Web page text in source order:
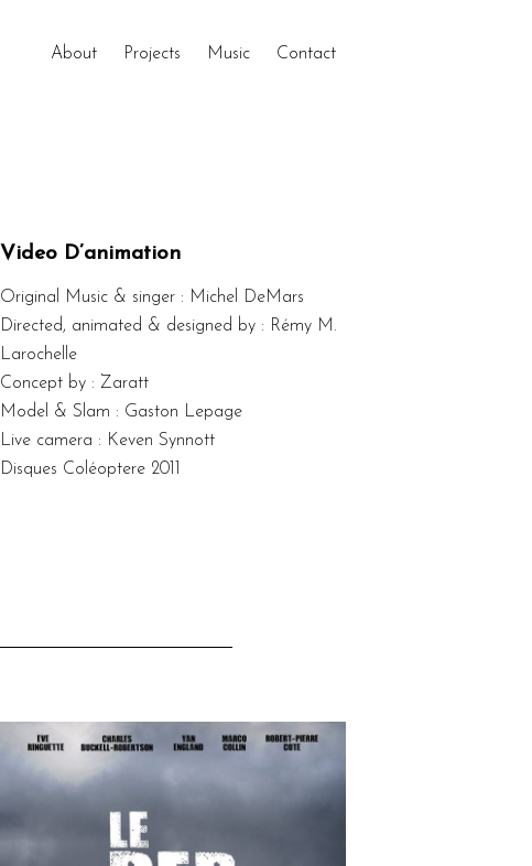
About Projects Music Contact
Video D’animation
Original Music & singer : Michel DeMars
Directed, animated & designed by : Rémy M.
Larochelle
Concept by : Zaratt
Model & Slam : Gaston Lepage
Live camera : Keven Synnott
Disques Coléoptere 2011